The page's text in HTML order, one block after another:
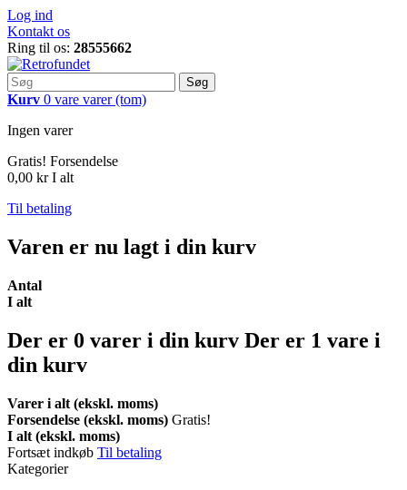
Log ind
Kontakt os
Ring til os: 28555662
Søg
Kurv 0 vare varer (tom)
Ingen varer
Gratis! Forsendelse
0,00 kr I alt
Til betaling
Varen er nu lagt i din kurv
Antal
I alt
Der er 0 varer i din kurv Der er 1 vare i
din kurv
Varer i alt (ekskl. moms)
Forsendelse (ekskl. moms) Gratis!
I alt (ekskl. moms)
Fortsæt indkøb Til betaling
Kategorier